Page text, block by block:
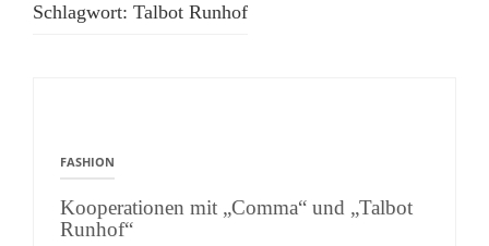
Schlagwort: Talbot Runhof
FASHION
Kooperationen mit „Comma“ und „Talbot
Runhof“